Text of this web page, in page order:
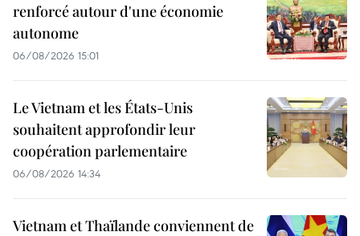
renforcé autour d'une économie
autonome
06/08/2026 15:01
Le Vietnam et les États-Unis
souhaitent approfondir leur
coopération parlementaire
06/08/2026 14:34
Vietnam et Thaïlande conviennent de